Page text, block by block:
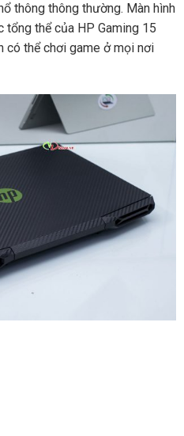
thông thông thường. Màn hình
thể của HP Gaming 15
có thể chơi game ở mọi nơi